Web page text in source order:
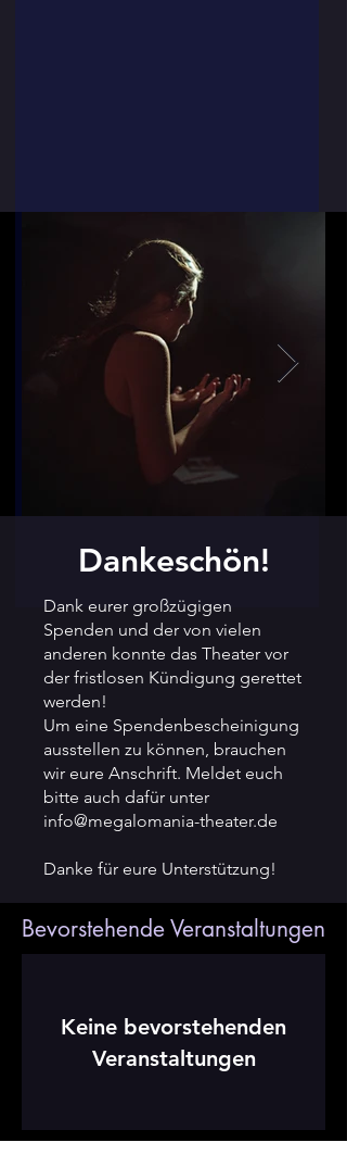
Dankeschön!
Dank eurer großzügigen
Spenden und der von vielen
anderen konnte das Theater vor
der fristlosen Kündigung gerettet
werden!
Um eine Spendenbescheinigung
ausstellen zu können, brauchen
wir eure Anschrift. Meldet euch
bitte auch dafür unter
info@megalomania-theater.de
Danke für eure Unterstützung!
Bevorstehende Veranstaltungen
Keine bevorstehenden
Veranstaltungen